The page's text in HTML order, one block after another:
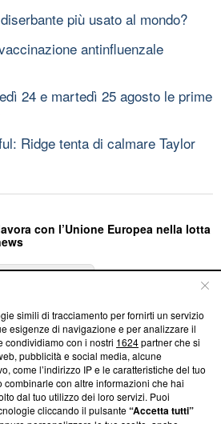
più usato al mondo?
antinfluenzale
24 e martedì 25 agosto le prime
Ridge tenta di calmare Taylor
con l’Unione Europea nella lotta
trasparenti su Blasting
editoriali e su come ci impegniamo a
afferma la nostra aderenza a
Integrity’Blasting News non è
ma ha richiesto di farne
ha ancora effettuato una verifica di
simili di tracciamento per fornirti un servizio
esigenze di navigazione e per analizzare il
condividiamo con i nostri 1624partner che si
pubblicità e social media, alcune
come l’indirizzo IP e le caratteristiche del tuo
con altre informazioni che hai
dal tuo utilizzo dei loro servizi. Puoi
cliccando il pulsante“Accetta tutti”